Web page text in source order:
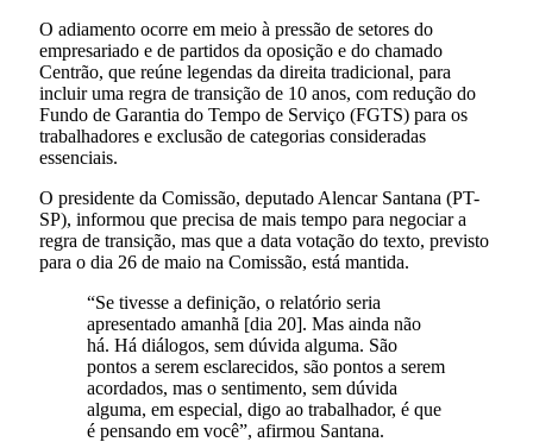
O adiamento ocorre em meio à pressão de setores do
empresariado e de partidos da oposição e do chamado
Centrão, que reúne legendas da direita tradicional, para
incluir uma regra de transição de 10 anos, com redução do
Fundo de Garantia do Tempo de Serviço (FGTS) para os
trabalhadores e exclusão de categorias consideradas
essenciais.
O presidente da Comissão, deputado Alencar Santana (PT-
SP), informou que precisa de mais tempo para negociar a
regra de transição, mas que a data votação do texto, previsto
para o dia 26 de maio na Comissão, está mantida.
“Se tivesse a definição, o relatório seria
apresentado amanhã [dia 20]. Mas ainda não
há. Há diálogos, sem dúvida alguma. São
pontos a serem esclarecidos, são pontos a serem
acordados, mas o sentimento, sem dúvida
alguma, em especial, digo ao trabalhador, é que
é pensando em você”, afirmou Santana.